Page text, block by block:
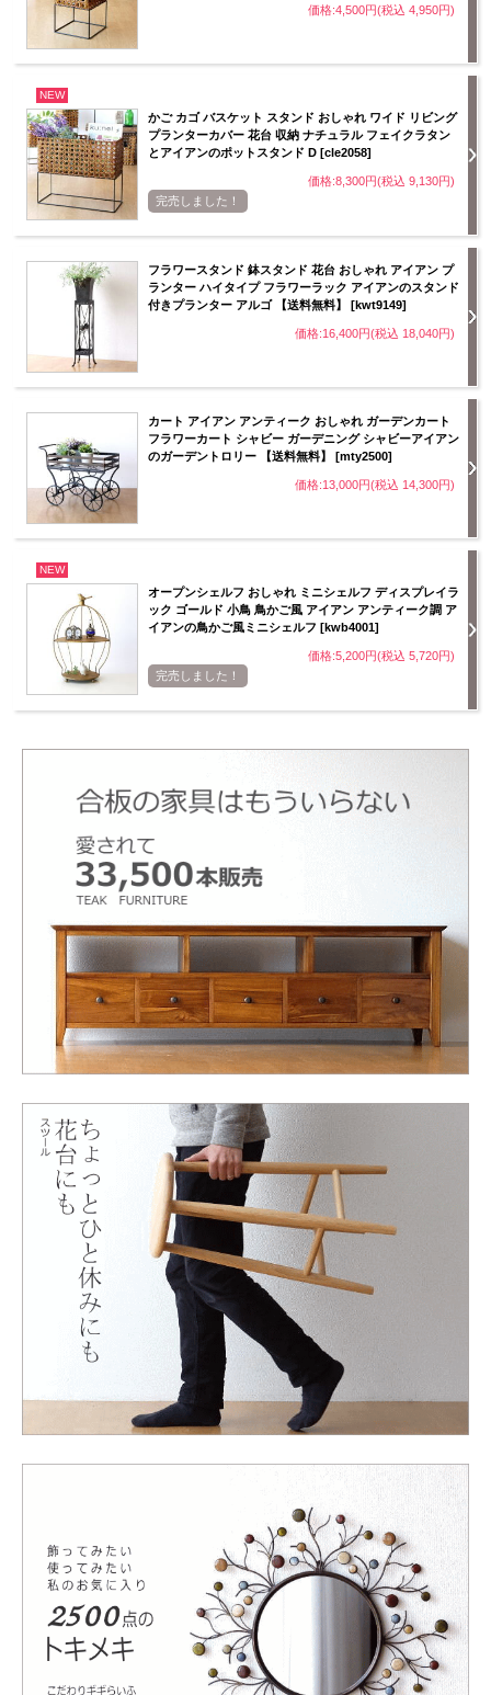
価格:4,500円(税込 4,950円)
NEW
かご カゴ バスケット スタンド おしゃれ ワイド リビング
プランターカバー 花台 収納 ナチュラル フェイクラタン
とアイアンのポットスタンド D [cle2058]
価格:8,300円(税込 9,130円)
完売しました！
フラワースタンド 鉢スタンド 花台 おしゃれ アイアン プ
ランター ハイタイプ フラワーラック アイアンのスタンド
付きプランター アルゴ 【送料無料】 [kwt9149]
価格:16,400円(税込 18,040円)
カート アイアン アンティーク おしゃれ ガーデンカート
フラワーカート シャビー ガーデニング シャビーアイアン
のガーデントロリー 【送料無料】 [mty2500]
価格:13,000円(税込 14,300円)
NEW
オープンシェルフ おしゃれ ミニシェルフ ディスプレイラ
ック ゴールド 小鳥 鳥かご風 アイアン アンティーク調 ア
イアンの鳥かご風ミニシェルフ [kwb4001]
価格:5,200円(税込 5,720円)
完売しました！